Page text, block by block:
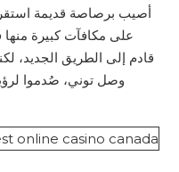
أصيب برصاصة قديمة
على مكافآت كبيرة منها
قادم إلى الطريق الجديد،
وصل توني، صُدموا